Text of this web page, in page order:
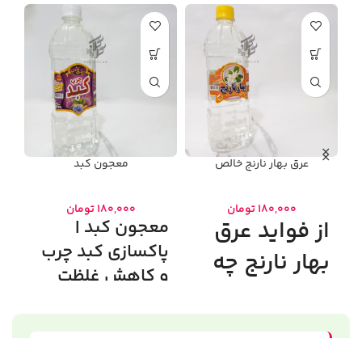
عرق بهار نارنج خالص
۱۸۰,۰۰۰ تومان
از فواید عرق
بهار نارنج چه
معجون کبد
۱۸۰,۰۰۰ تومان
معجون کبد |
پاکسازی کبد چرب
و کاهش غلظت